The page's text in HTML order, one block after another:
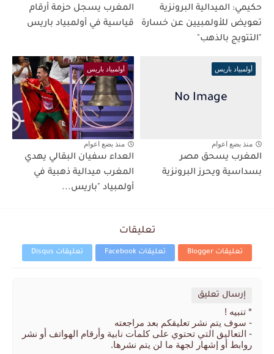
حكيمي: الميدالية البرونزية
تعويض للأولمبيين عن خسارة
"التتويج بالذهب"
المغرب يسجل حزمة أرقام
قياسية في أولمبياد باريس
أولمبياد باريس
منذ بضع اعوام
المغرب يسحق مصر
بسداسية ويحرز البرونزية
أولمبياد باريس
منذ بضع اعوام
العداء سفيان البقالي يهدي
المغرب ميدالية ذهبية في
أولمبياد "باريس...
تعليقات
تعليقات Blogger تعليقات Facebook تعليقات Disqus
إرسال تعليق
* تنبيه !
- سوف يتم نشر تعليقكم بعد مراجعته
- التعاليق التي تحتوي على كلمات نابية وأرقام الهواتف أو نشر
روابط أو إشهار لجهة ما لن يتم نشرها.